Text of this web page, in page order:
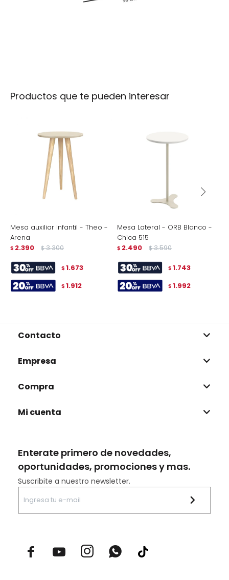
Productos que te pueden interesar
Mesa auxiliar Infantil - Theo -
Arena
$ 2.390 $ 3.300
$ 1.673
$ 1.912
Mesa Lateral - ORB Blanco -
Chica 515
$ 2.490 $ 3.590
$ 1.743
$ 1.992
Enterate primero de novedades,
oportunidades, promociones y mas.
Suscribite a nuestro newsletter.
  
Contacto
Empresa
Compra
Mi cuenta